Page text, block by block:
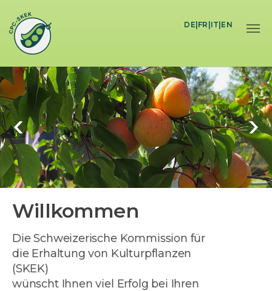
DE| FR IT EN
Willkommen
Die Schweizerische Kommission für
die Erhaltung von Kulturpflanzen
(SKEK)
wünscht Ihnen viel Erfolg bei Ihren